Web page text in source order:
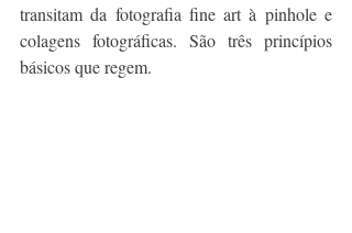
transitam da fotografia fine art à pinhole e
colagens fotográficas. São três princípios
básicos que regem.